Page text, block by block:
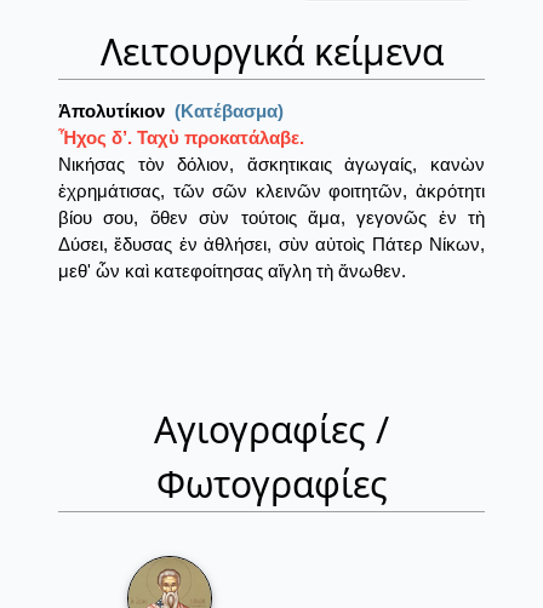
Λειτουργικά κείμενα
Ἀπολυτίκιον (Κατέβασμα)
Ἦχος δ’. Ταχὺ προκατάλαβε.
Νικήσας τὸν δόλιον, ἄσκητικαις ἀγωγαίς, κανὼν
ἐχρημάτισας, τῶν σῶν κλεινῶν φοιτητῶν, ἀκρότητι
βίου σου, ὅθεν σὺν τούτοις ἅμα, γεγονῶς ἐν τὴ
Δύσει, ἔδυσας ἐν ἀθλήσει, σὺν αὐτοὶς Πάτερ Νίκων,
μεθ' ὧν καὶ κατεφοίτησας αἴγλη τὴ ἄνωθεν.
Αγιογραφίες /
Φωτογραφίες